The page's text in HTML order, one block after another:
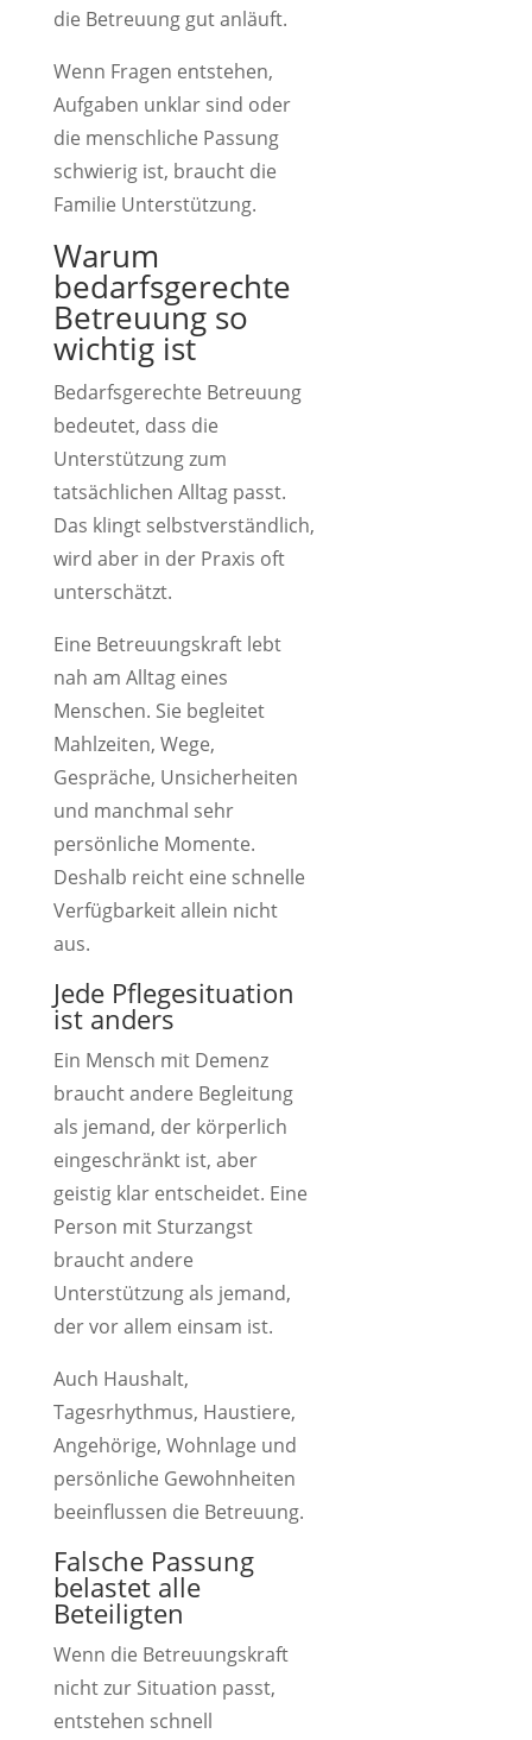
die Betreuung gut anläuft.
Wenn Fragen entstehen,
Aufgaben unklar sind oder
die menschliche Passung
schwierig ist, braucht die
Familie Unterstützung.
Warum
bedarfsgerechte
Betreuung so
wichtig ist
Bedarfsgerechte Betreuung
bedeutet, dass die
Unterstützung zum
tatsächlichen Alltag passt.
Das klingt selbstverständlich,
wird aber in der Praxis oft
unterschätzt.
Eine Betreuungskraft lebt
nah am Alltag eines
Menschen. Sie begleitet
Mahlzeiten, Wege,
Gespräche, Unsicherheiten
und manchmal sehr
persönliche Momente.
Deshalb reicht eine schnelle
Verfügbarkeit allein nicht
aus.
Jede Pflegesituation
ist anders
Ein Mensch mit Demenz
braucht andere Begleitung
als jemand, der körperlich
eingeschränkt ist, aber
geistig klar entscheidet. Eine
Person mit Sturzangst
braucht andere
Unterstützung als jemand,
der vor allem einsam ist.
Auch Haushalt,
Tagesrhythmus, Haustiere,
Angehörige, Wohnlage und
persönliche Gewohnheiten
beeinflussen die Betreuung.
Falsche Passung
belastet alle
Beteiligten
Wenn die Betreuungskraft
nicht zur Situation passt,
entstehen schnell